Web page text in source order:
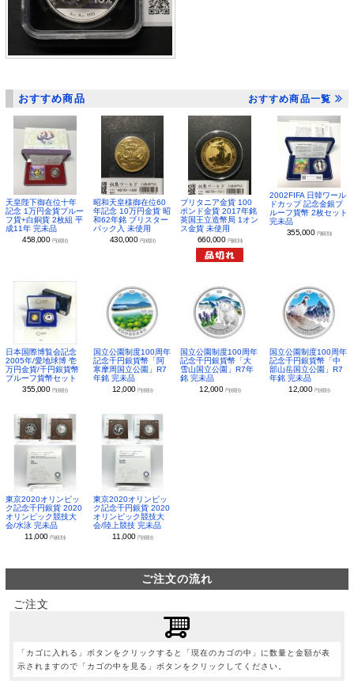
おすすめ商品 おすすめ商品一覧
天皇陛下御在位十年
記念 1万円金貨プルー
フ貨+白銅貨 2枚組 平
成11年 完未品
458,000 円(税別)
昭和天皇様御在位60
年記念 10万円金貨 昭
和62年銘 ブリスター
パック入 未使用
430,000 円(税別)
ブリタニア金貨 100
ポンド金貨 2017年銘
英国王立造幣局 1オン
ス金貨 未使用
660,000 円(税別)
2002FIFA 日韓ワール
ドカップ 記念金銀プ
ルーフ貨幣 2枚セット
完未品
355,000 円(税別)
日本国際博覧会記念
2005年/愛地球博 壱
万円金貨/千円銀貨幣
プルーフ貨幣セット
355,000 円(税別)
国立公園制度100周年
記念千円銀貨幣「阿
寒摩周国立公園」R7
年銘 完未品
12,000 円(税別)
国立公園制度100周年
記念千円銀貨幣「大
雪山国立公園」R7年
銘 完未品
12,000 円(税別)
国立公園制度100周年
記念千円銀貨幣「中
部山岳国立公園」R7
年銘 完未品
12,000 円(税別)
東京2020オリンピッ
ク記念千円銀貨 2020
オリンピック競技大
会/水泳 完未品
11,000円(税別)
東京2020オリンピッ
ク記念千円銀貨 2020
オリンピック競技大
会/陸上競技 完未品
11,000 円(税別)
ご注文の流れ
ご注文
「カゴに入れる」ボタンをクリックすると「現在のカゴの中」に数量と金額が表
示されますので「カゴの中を見る」ボタンをクリックしてください。